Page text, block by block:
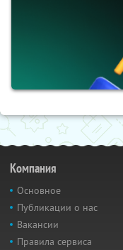
Компания
Основное
Публикации о нас
Вакансии
Правила сервиса